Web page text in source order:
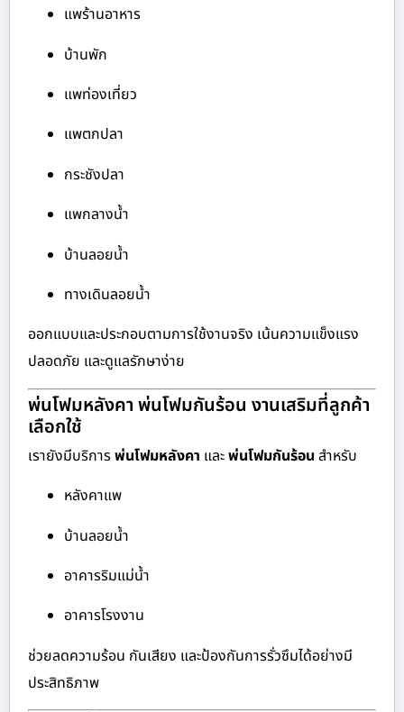
แพร้านอาหาร
บ้านพัก
แพท่องเที่ยว
แพตกปลา
กระชังปลา
แพกลางน้ำ
บ้านลอยน้ำ
ทางเดินลอยน้ำ
ออกแบบและประกอบตามการใช้งานจริง เน้นความแข็งแรง
ปลอดภัย และดูแลรักษาง่าย
พ่นโฟมหลังคา พ่นโฟมกันร้อน งานเสริมที่ลูกค้า
เลือกใช้
เรายังมีบริการพ่นโฟมหลังคา และพ่นโฟมกันร้อน สำหรับ
หลังคาแพ
บ้านลอยน้ำ
อาคารริมแม่น้ำ
อาคารโรงงาน
ช่วยลดความร้อน กันเสียง และป้องกันการรั่วซึมได้อย่างมี
ประสิทธิภาพ